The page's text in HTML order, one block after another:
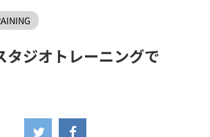
ジオトレーニングで